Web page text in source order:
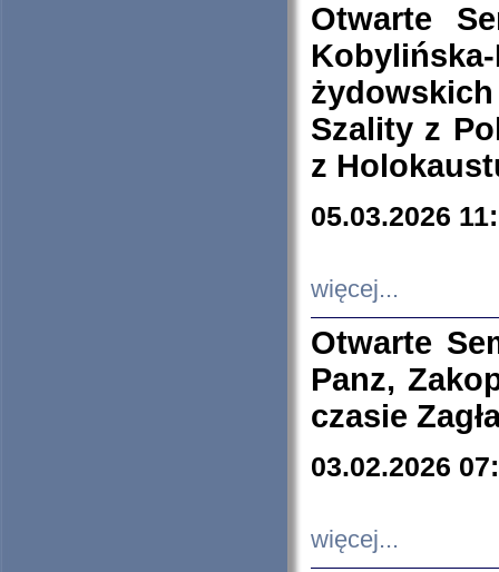
Otwarte
Szality z
z
05.03.2026
więcej...
Otwarte
Panz,
czasie
03.02.2026
więcej...